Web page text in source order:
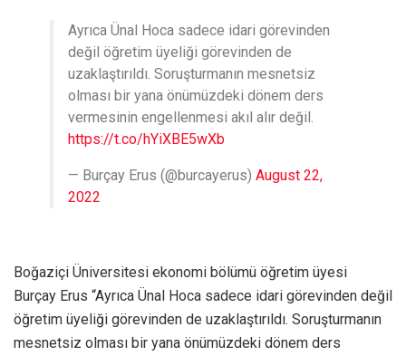
Ayrıca Ünal Hoca sadece idari görevinden
değil öğretim üyeliği görevinden de
uzaklaştırıldı. Soruşturmanın mesnetsiz
olması bir yana önümüzdeki dönem ders
vermesinin engellenmesi akıl alır değil.
https://t.co/hYiXBE5wXb
— Burçay Erus (@burcayerus) August 22,
2022
Boğaziçi Üniversitesi ekonomi bölümü öğretim üyesi
Burçay Erus “Ayrıca Ünal Hoca sadece idari görevinden değil
öğretim üyeliği görevinden de uzaklaştırıldı. Soruşturmanın
mesnetsiz olması bir yana önümüzdeki dönem ders